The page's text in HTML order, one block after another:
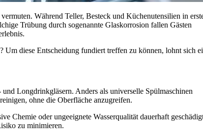
Während Teller, Besteck und Küchenutensilien in
Trübung durch sogenannte Glaskorrosion fallen Gästen
Um diese Entscheidung fundiert treffen zu können, lohnt sich
Longdrinkgläsern. Anders als universelle Spülmaschinen
ohne die Oberfläche anzugreifen.
Chemie oder ungeeignete Wasserqualität dauerhaft
zu minimieren.